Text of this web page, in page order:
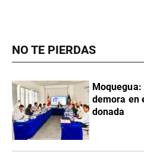
NO TE PIERDAS
demora en
donada